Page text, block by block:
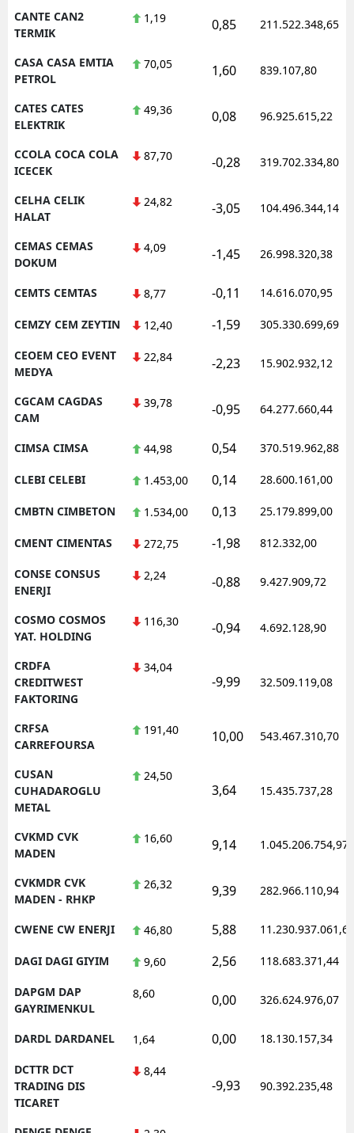
CANTE CAN2
TERMIK
1,19 0,85 211.522.348,65
CASA CASA EMTIA
PETROL
70,05 1,60 839.107,80
CATES CATES
ELEKTRIK
49,36 0,08 96.925.615,22
CCOLA COCA COLA
ICECEK
87,70 -0,28 319.702.334,80
CELHA CELIK
HALAT
24,82 -3,05 104.496.344,14
CEMAS CEMAS
DOKUM
4,09 -1,45 26.998.320,38
CEMTS CEMTAS 8,77 -0,11 14.616.070,95
CEMZY CEM ZEYTIN 12,40 -1,59 305.330.699,69
CEOEM CEO EVENT
MEDYA
22,84 -2,23 15.902.932,12
CGCAM CAGDAS
CAM
39,78 -0,95 64.277.660,44
CIMSA CIMSA 44,98 0,54 370.519.962,88
CLEBI CELEBI 1.453,00 0,14 28.600.161,00
CMBTN CIMBETON 1.534,00 0,13 25.179.899,00
CMENT CIMENTAS 272,75 -1,98 812.332,00
CONSE CONSUS
ENERJI
2,24 -0,88 9.427.909,72
COSMO COSMOS
YAT. HOLDING
116,30 -0,94 4.692.128,90
CRDFA
CREDITWEST
FAKTORING
34,04
-9,99 32.509.119,08
CRFSA
CARREFOURSA
191,40 10,00 543.467.310,70
CUSAN
CUHADAROGLU
METAL
24,50
3,64 15.435.737,28
CVKMD CVK
MADEN
16,60 9,14 1.045.206.754,97
CVKMDR CVK
MADEN - RHKP
26,32 9,39 282.966.110,94
CWENE CW ENERJI 46,80 5,88 11.230.937.061,62
DAGI DAGI GIYIM 9,60 2,56 118.683.371,44
DAPGM DAP
GAYRIMENKUL
8,60 0,00 326.624.976,07
DARDL DARDANEL 1,64 0,00 18.130.157,34
DCTTR DCT
TRADING DIS
TICARET
8,44
-9,93 90.392.235,48